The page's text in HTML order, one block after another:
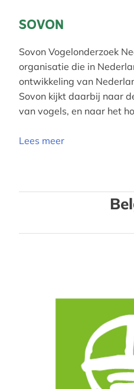
SOVON
Sovon Vogelonderzoek
organisatie die in
ontwikkeling van
Sovon kijkt daarbij naar
van vogels, en naar het
Lees meer